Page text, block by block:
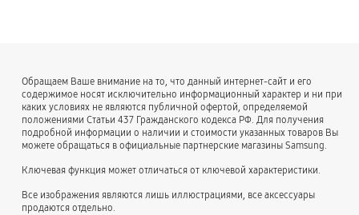
Обращаем Ваше внимание на то, что данный интернет-сайт и его
содержимое носят исключительно информационный характер и ни при
каких условиях не являются публичной офертой, определяемой
положениями Статьи 437 Гражданского кодекса РФ. Для получения
подробной информации о наличии и стоимости указанных товаров Вы
можете обращаться в официальные партнерские магазины Samsung.
Ключевая функция может отличаться от ключевой характеристики.
Все изображения являются лишь иллюстрациями, все аксессуары
продаются отдельно.